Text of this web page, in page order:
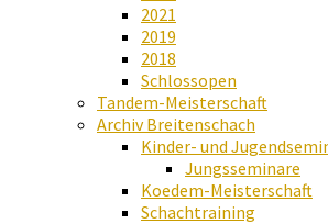
2021
2019
2018
Schlossopen
Tandem-Meisterschaft
Archiv Breitenschach
Kinder- und
Jungsseminare
Koedem-Meisterschaft
Schachtraining